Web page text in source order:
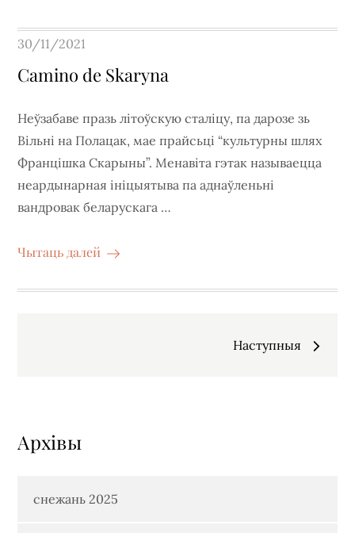
Posted
on
30/11/2021
Camino de Skaryna
Неўзабаве празь літоўскую сталіцу, па дарозе зь
Вільні на Полацак, мае прайсьці “культурны шлях
Францішка Скарыны”. Менавіта гэтак называецца
неардынарная ініцыятыва па аднаўленьні
вандровак беларускага …
Чытаць далей
запісах
Наступныя
Архiвы
снежань 2025